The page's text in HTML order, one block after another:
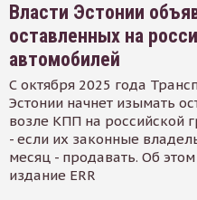
Власти Эстонии
оставленных на
автомобилей
С октября 2025 года
Эстонии начнет изымать
возле КПП на российской
- если их законные
месяц - продавать. Об
издание ERR